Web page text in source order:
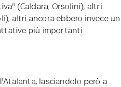
(Caldara, Orsolini), altri
altri ancora ebbero invece un
più importanti:
lasciandolo però a